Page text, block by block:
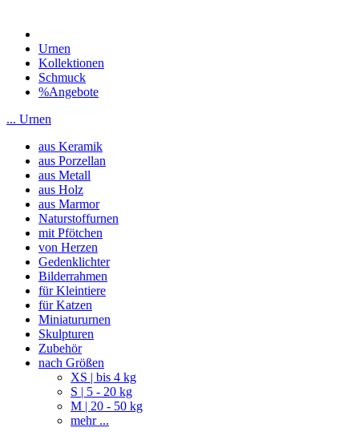
Urnen
Kollektionen
Schmuck
%Angebote
... Urnen
aus Keramik
aus Porzellan
aus Metall
aus Holz
aus Marmor
Naturstoffurnen
mit Pfötchen
von Herzen
Gedenklichter
Bilderrahmen
für Kleintiere
für Katzen
Miniatururnen
Skulpturen
Zubehör
nach Größen
XS | bis 4 kg
S | 5 - 20 kg
M | 20 - 50 kg
mehr ...